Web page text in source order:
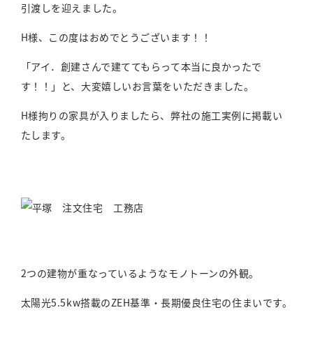
引渡しを迎えました。
H様、この度はおめでとうございます！！
「アイ．創建さんで建ててもらって本当に良かったで
す！！」と、大変嬉しいお言葉をいただきました。
H様拘りの家具が入りましたら、弊社の施工実例に掲載い
たします。
2つの建物が重なっているようなモノトーンの外観。
太陽光5.5kw搭載のZEH基準・長期優良住宅の住まいです。